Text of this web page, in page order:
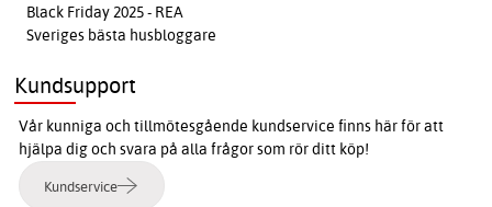
Black Friday 2025 - REA
Sveriges bästa husbloggare
Kundsupport
Vår kunniga och tillmötesgående kundservice finns här för att
hjälpa dig och svara på alla frågor som rör ditt köp!
Kundservice